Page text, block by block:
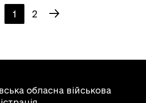
1 2
обласна військова